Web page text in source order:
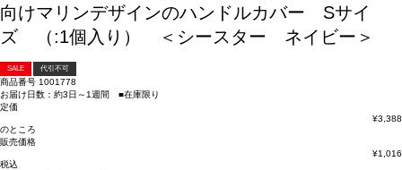
向けマリンデザインのハンドルカバー Sサイ
ズ （:1個入り） ＜シースター ネイビー＞
SALE 代引不可
商品番号 1001778
お届け日数：約3日～1週間 ■在庫限り
定価
¥3,388
のところ
販売価格
¥1,016
税込